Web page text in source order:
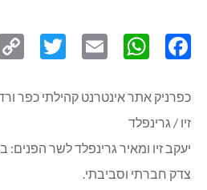
כפרניק אתר אינטרנט קהילתי כפר
זיו / גרינפלד
יעקב זיו ומאיר גרינפלד לשר
צדק חברתי וסביבתי.